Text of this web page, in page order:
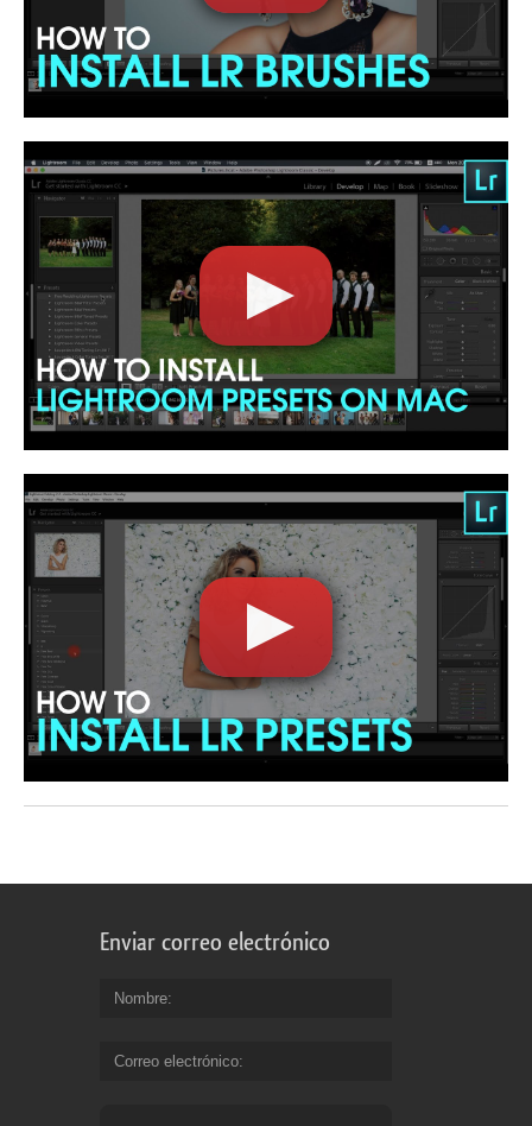
Enviar correo electrónico
Nombre
Correo electrónico